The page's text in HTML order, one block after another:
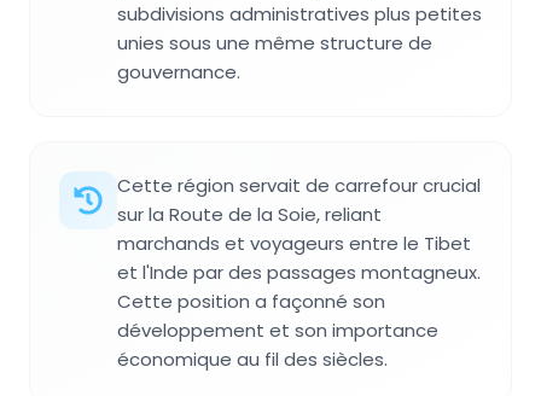
subdivisions administratives plus petites
unies sous une même structure de
gouvernance.
Cette région servait de carrefour crucial
sur la Route de la Soie, reliant
marchands et voyageurs entre le Tibet
et l'Inde par des passages montagneux.
Cette position a façonné son
développement et son importance
économique au fil des siècles.